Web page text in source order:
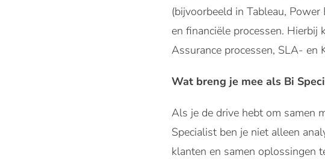
(bijvoorbeeld in Tableau,
en financiële processen. Hierbij
Assurance processen, SLA- en
Wat breng je mee als Bi
Als je de drive hebt om samen
Specialist ben je niet alleen
klanten en samen oplossingen